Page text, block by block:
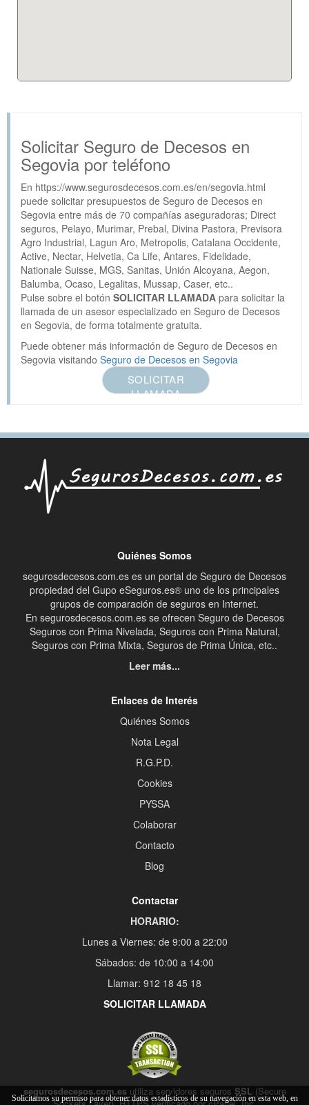
Solicitar Seguro de Decesos en
Segovia por teléfono
En https://www.segurosdecesos.com.es/en/segovia.html
puede solicitar presupuestos de Seguro de Decesos en
Segovia entre más de 70 compañías aseguradoras; Direct
seguros, Pelayo, Murimar, Prebal, Divina Pastora, Previsora
Agro Industrial, Lagun Aro, Metropolis, Catalana Occidente,
Active, Nectar, Helvetia, Ca Life, Antares, Fidelidade,
Nationale Suisse, MGS, Sanitas, Unión Alcoyana, Aegon,
Balumba, Ocaso, Legalitas, Mussap, Caser, etc..
Pulse sobre el botón SOLICITAR LLAMADA para solicitar la
llamada de un asesor especializado en Seguro de Decesos
en Segovia, de forma totalmente gratuita.
Puede obtener más información de Seguro de Decesos en
Segovia visitando Seguro de Decesos en Segovia
SOLICITAR
LLAMADA
Quiénes Somos
segurosdecesos.com.es es un portal de Seguro de Decesos
propiedad del Gupo eSeguros.es® uno de los principales
grupos de comparación de seguros en Internet.
En segurosdecesos.com.es se ofrecen Seguro de Decesos
Seguros con Prima Nivelada, Seguros con Prima Natural,
Seguros con Prima Mixta, Seguros de Prima Única, etc..
Leer más...
Enlaces de Interés
Quiénes Somos
Nota Legal
R.G.P.D.
Cookies
PYSSA
Colaborar
Contacto
Blog
Contactar
HORARIO:
Lunes a Viernes: de 9:00 a 22:00
Sábados: de 10:00 a 14:00
Llamar: 912 18 45 18
SOLICITAR LLAMADA
segurosdecesos.com.esutiliza servidores seguros SSL(Secure
Solicitamos su permiso para obtener datos estadísticos de su navegación en esta web, en